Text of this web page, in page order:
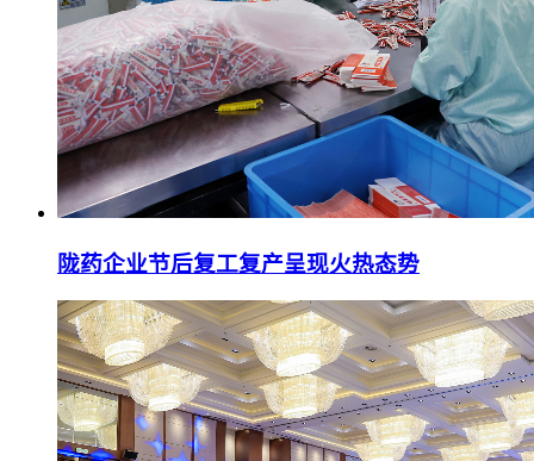
陇药企业节后复工复产呈现火热态势